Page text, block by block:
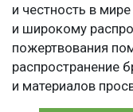
и честность в
и широкому
пожертвования
распространение
и материалов